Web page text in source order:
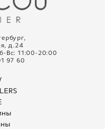
д.24
Вс: 11:00-20:00
97 60